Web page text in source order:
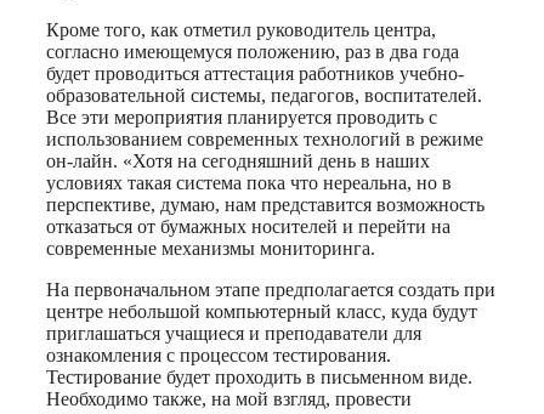
Кроме того, как отметил руководитель центра,
согласно имеющемуся положению, раз в два года
будет проводиться аттестация работников учебно-
образовательной системы, педагогов, воспитателей.
Все эти мероприятия планируется проводить с
использованием современных технологий в режиме
он-лайн. «Хотя на сегодняшний день в наших
условиях такая система пока что нереальна, но в
перспективе, думаю, нам представится возможность
отказаться от бумажных носителей и перейти на
современные механизмы мониторинга.
На первоначальном этапе предполагается создать при
центре небольшой компьютерный класс, куда будут
приглашаться учащиеся и преподаватели для
ознакомления с процессом тестирования.
Тестирование будет проходить в письменном виде.
Необходимо также, на мой взгляд, провести